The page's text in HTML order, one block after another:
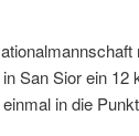
San Sior ein
in die